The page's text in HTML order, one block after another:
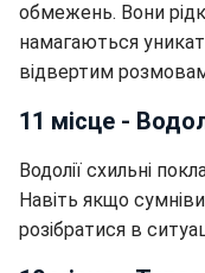
обмежень. Вони
намагаються
відвертим
11 місце -
Водолії схильні
Навіть якщо
розібратися в